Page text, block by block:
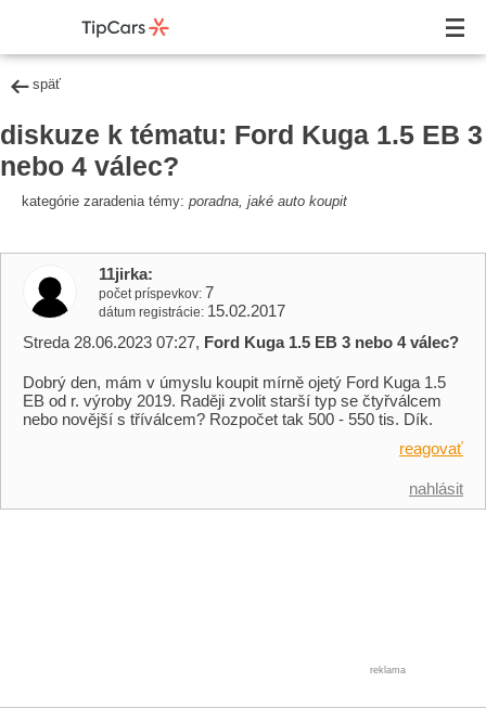
späť
diskuze k tématu: Ford Kuga 1.5 EB 3
nebo 4 válec?
kategórie zaradenia témy: poradna, jaké auto koupit
11jirka
počet príspevkov 7
dátum registrácie 15.02.2017
Streda 28.06.2023 07:27, Ford Kuga 1.5 EB 3 nebo 4 válec?
Dobrý den, mám v úmyslu koupit mírně ojetý Ford Kuga 1.5
EB od r. výroby 2019. Raději zvolit starší typ se čtyřválcem
nebo novější s tříválcem? Rozpočet tak 500 - 550 tis. Dík.
reagovať
nahlásit
reklama